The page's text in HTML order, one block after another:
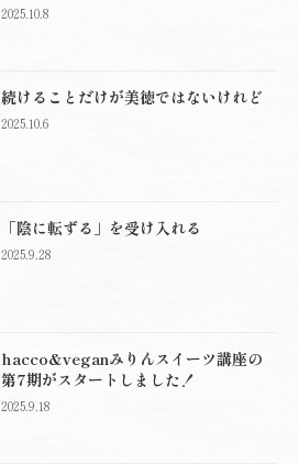
2025.10.8
続けることだけが美徳ではないけれど
2025.10.6
「陰に転ずる」を受け入れる
2025.9.28
hacco&veganみりんスイーツ講座の
第7期がスタートしました！
2025.9.18